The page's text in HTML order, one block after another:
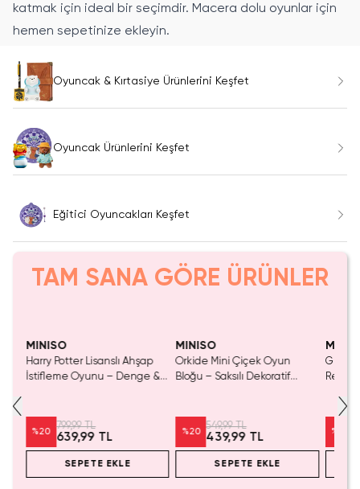
katmak için ideal bir seçimdir. Macera dolu oyunlar için
hemen sepetinize ekleyin.
Oyuncak & Kırtasiye Ürünlerini Keşfet
Oyuncak Ürünlerini Keşfet
Eğitici Oyuncakları Keşfet
TAM SANA GÖRE ÜRÜNLER
MINISO
Harry Potter Lisanslı Ahşap
İstifleme Oyunu – Denge &
%20
799,99 TL
639,99 TL
SEPETE EKLE
MINISO
Orkide Mini Çiçek Oyun
Bloğu – Saksılı Dekoratif
%20
549,99 TL
439,99 TL
SEPETE EKLE
Renkli
%